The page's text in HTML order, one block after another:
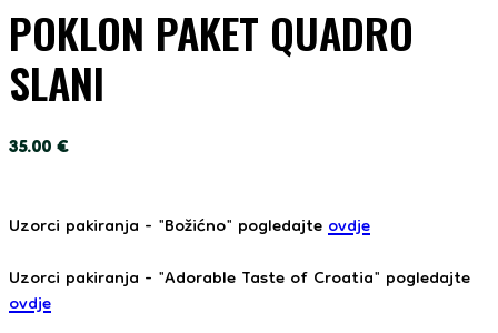
POKLON PAKET QUADRO
SLANI
35.00€
Uzorci pakiranja - "Božićno" pogledajteovdje
Uzorci pakiranja - "Adorable Taste of Croatia" pogledajte
ovdje